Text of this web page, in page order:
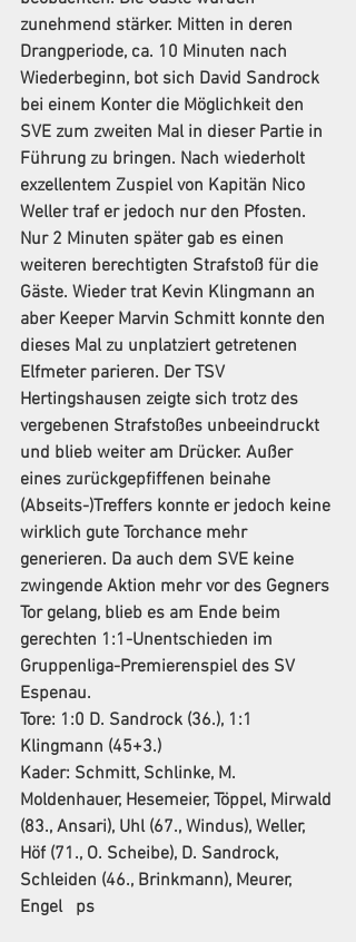
zunehmend stärker. Mitten in deren
Drangperiode, ca. 10 Minuten nach
Wiederbeginn, bot sich David Sandrock
bei einem Konter die Möglichkeit den
SVE zum zweiten Mal in dieser Partie in
Führung zu bringen. Nach wiederholt
exzellentem Zuspiel von Kapitän Nico
Weller traf er jedoch nur den Pfosten.
Nur 2 Minuten später gab es einen
weiteren berechtigten Strafstoß für die
Gäste. Wieder trat Kevin Klingmann an
aber Keeper Marvin Schmitt konnte den
dieses Mal zu unplatziert getretenen
Elfmeter parieren. Der TSV
Hertingshausen zeigte sich trotz des
vergebenen Strafstoßes unbeeindruckt
und blieb weiter am Drücker. Außer
eines zurückgepfiffenen beinahe
(Abseits-)Treffers konnte er jedoch keine
wirklich gute Torchance mehr
generieren. Da auch dem SVE keine
zwingende Aktion mehr vor des Gegners
Tor gelang, blieb es am Ende beim
gerechten 1:1-Unentschieden im
Gruppenliga-Premierenspiel des SV
Espenau.
Tore: 1:0 D. Sandrock (36.), 1:1
Klingmann (45+3.)
Kader: Schmitt, Schlinke, M.
Moldenhauer, Hesemeier, Töppel, Mirwald
(83., Ansari), Uhl (67., Windus), Weller,
Höf (71., O. Scheibe), D. Sandrock,
Schleiden (46., Brinkmann), Meurer,
Engel   ps